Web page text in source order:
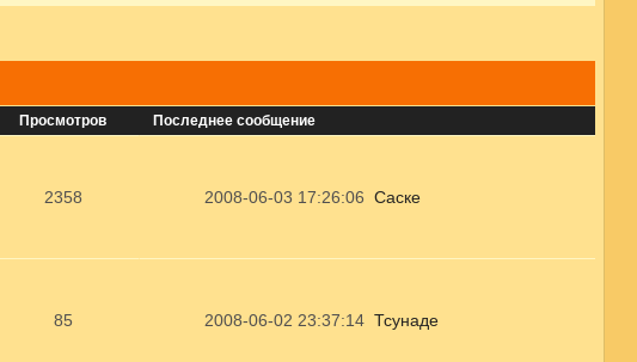
Просмотров Последнее сообщение
2358 2008-06-03 17:26:06 Саске
85 2008-06-02 23:37:14 Тсунаде